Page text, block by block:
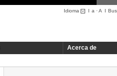
Idioma I a ·A I
Acerca de